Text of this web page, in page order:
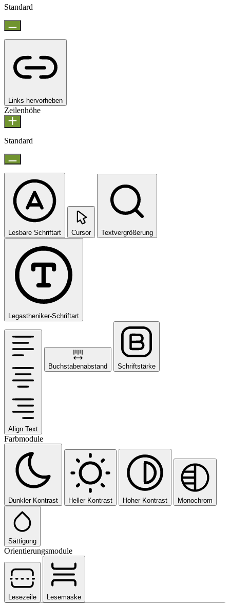
Standard
Links hervorheben
Zeilenhöhe
Standard
Lesbare Schriftart Cursor Textvergrößerung
Legastheniker-Schriftart
Align Text
Buchstabenabstand Schriftstärke
Farbmodule
Dunkler Kontrast Heller Kontrast Hoher Kontrast Monochrom
Sättigung
Orientierungsmodule
Lesezeile
Lesemaske